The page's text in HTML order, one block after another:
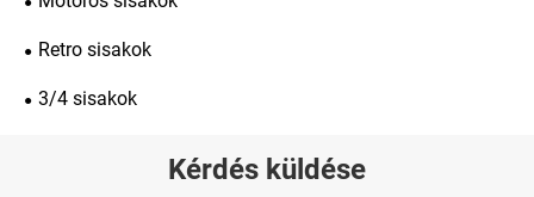
Retro sisakok
3/4 sisakok
Kérdés küldése